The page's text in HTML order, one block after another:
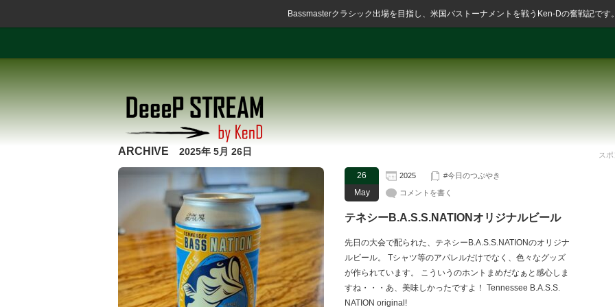
Bassmasterクラシック出場を目指し、米国バストーナメントを戦うKen-Dの奮戦記です
ARCHIVE 2025年 5月 26日
26
May
2025 #今日のつぶやき
コメントを書く
テネシーB.A.S.S.NATIONオリジナルビール
先日の大会で配られた、テネシーB.A.S.S.NATIONのオリジナ
ルビール。 Tシャツ等のアパレルだけでなく、色々なグッズ
が作られています。 こういうのホントまめだなぁと感心しま
すね・・・あ、美味しかったですよ！ Tennessee B.A.S.S.
NATION original!
ス